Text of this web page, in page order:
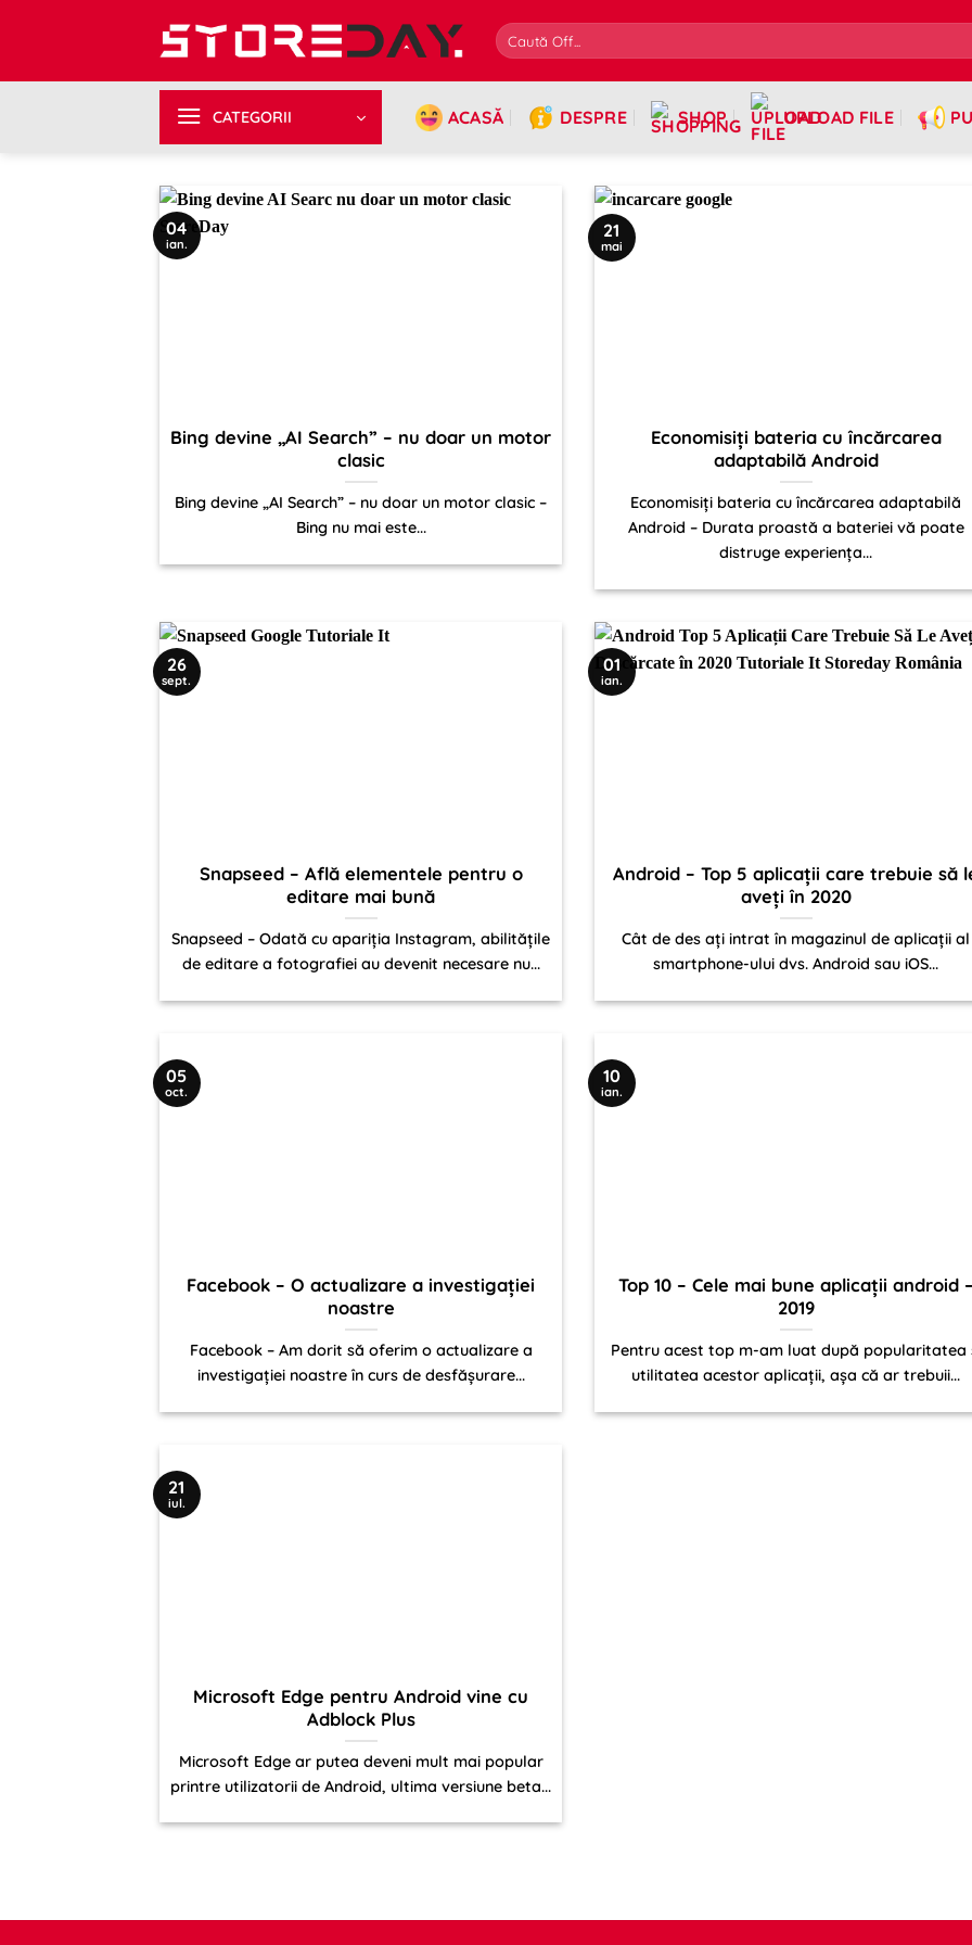
CATEGORII ACASĂ DESPRE SHOP UPLOAD FILE
Bing devine „AI Search” – nu doar un motor
clasic
Bing devine „AI Search” – nu doar un motor clasic –
Bing nu mai este...
04
ian.
Economisiți bateria cu încărcarea
adaptabilă Android
Economisiți bateria cu încărcarea adaptabilă
Android – Durata proastă a bateriei vă poate
distruge experiența...
21
mai
Snapseed – Află elementele pentru o
editare mai bună
Snapseed – Odată cu apariția Instagram, abilitățile
de editare a fotografiei au devenit necesare nu...
26
sept.
Android – Top 5 aplicații care trebuie să
aveți în 2020
Cât de des ați intrat în magazinul de aplicații al
smartphone-ului dvs. Android sau iOS...
01
ian.
Facebook – O actualizare a investigației
noastre
Facebook – Am dorit să oferim o actualizare a
investigației noastre în curs de desfășurare...
05
oct.
Top 10 – Cele mai bune aplicații android
2019
Pentru acest top m-am luat după popularitatea
utilitatea acestor aplicații, așa că ar trebuii...
10
ian.
Microsoft Edge pentru Android vine cu
Adblock Plus
Microsoft Edge ar putea deveni mult mai popular
printre utilizatorii de Android, ultima versiune beta...
21
iul.